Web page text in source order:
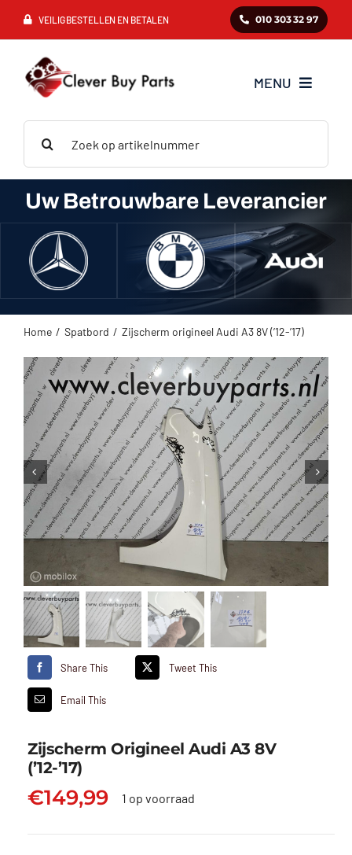
VEILIG BESTELLEN EN BETALEN 010 303 32 97
naar:
MENU
Mercedes
BMW
Audi
VAG
Uw Betrouwbare Leverancier
Home Spatbord Zijscherm origineel Audi A3 8V (’12-’17)
Share This Tweet This
Email This
Zijscherm Origineel Audi A3 8V
(’12-’17)
€149,99 1 op voorraad